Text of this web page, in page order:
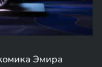
Эмира